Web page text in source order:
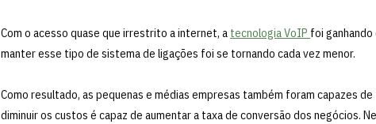
Com o acesso quase que irrestrito a internet, a tecnologia VoIP foi
manter esse tipo de sistema de ligações foi se tornando cada vez menor.
Como resultado, as pequenas e médias empresas também foram capazes
diminuir os custos é capaz de aumentar a taxa de conversão dos negócios.